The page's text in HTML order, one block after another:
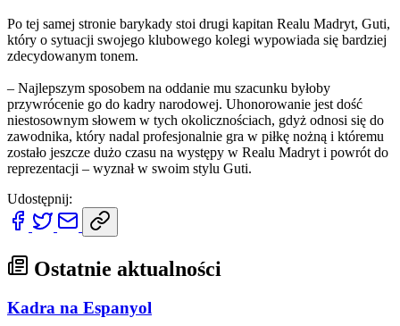
Po tej samej stronie barykady stoi drugi kapitan Realu Madryt, Guti,
który o sytuacji swojego klubowego kolegi wypowiada się bardziej
zdecydowanym tonem.
– Najlepszym sposobem na oddanie mu szacunku byłoby
przywrócenie go do kadry narodowej. Uhonorowanie jest dość
niestosownym słowem w tych okolicznościach, gdyż odnosi się do
zawodnika, który nadal profesjonalnie gra w piłkę nożną i któremu
zostało jeszcze dużo czasu na występy w Realu Madryt i powrót do
reprezentacji – wyznał w swoim stylu Guti.
Udostępnij:
Ostatnie aktualności
Kadra na Espanyol